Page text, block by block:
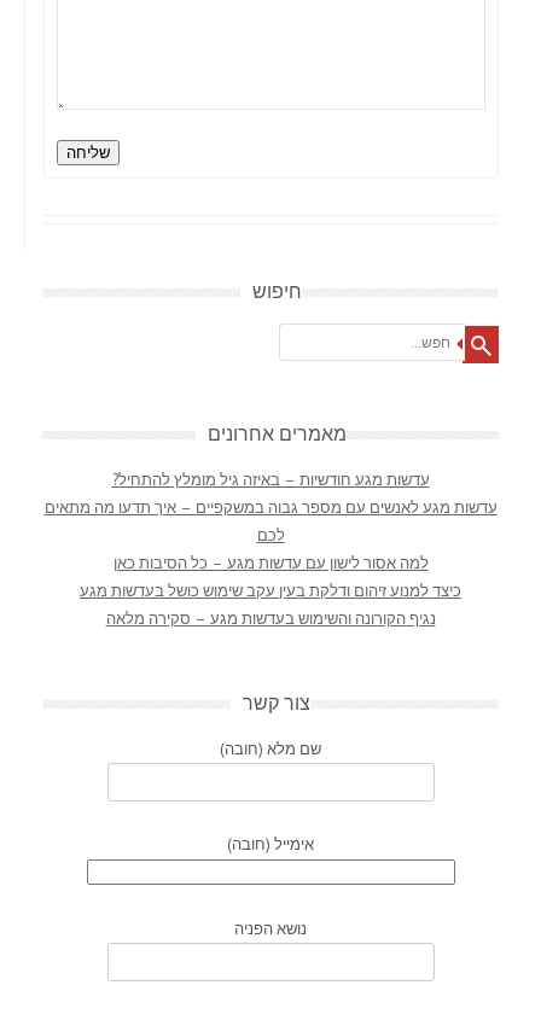
שליחה
חיפוש
מאמרים אחרונים
עדשות מגע חודשיות – באיזה גיל מומלץ להתחיל?
עדשות מגע לאנשים עם מספר גבוה במשקפיים – איך תדעו מה מתאים
לכם
למה אסור לישון עם עדשות מגע – כל הסיבות כאן
כיצד למנוע זיהום ודלקת בעין עקב שימוש כושל בעדשות מגע
נגיף הקורונה והשימוש בעדשות מגע – סקירה מלאה
צור קשר
שם מלא (חובה)
אימייל (חובה)
נושא הפניה